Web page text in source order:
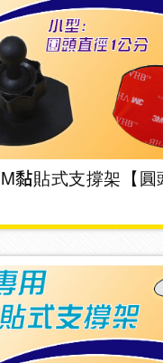
黏貼式支撐架【圓
墊
/頂高器
系列36
拉把 1